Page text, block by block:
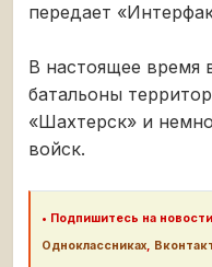
передает
В настоящее время
батальоны
«Шахтерск» и
войск.
• Подпишитесь на
Одноклассниках,